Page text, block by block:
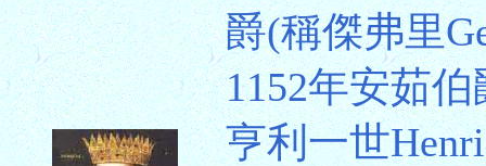
爵(稱傑弗里
1152年安茹
亨利一世